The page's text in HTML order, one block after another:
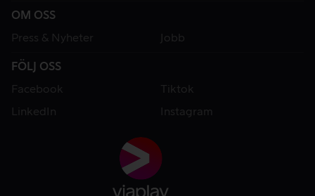
OM OSS
Press & Nyheter
Jobb
FÖLJ OSS
Facebook
Tiktok
LinkedIn
Instagram